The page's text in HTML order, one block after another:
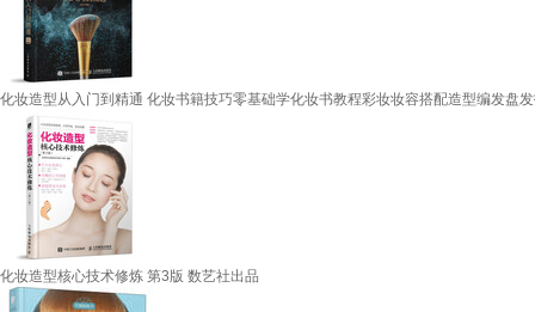
化妆造型从入门到精通 化妆书籍技巧零基础学化妆书教程彩妆妆容搭配造型编发盘
化妆造型核心技术修炼 第3版 数艺社出品